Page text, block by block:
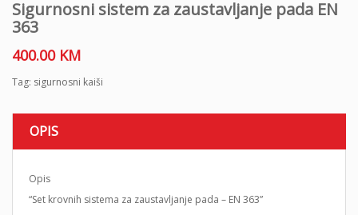
Sigurnosni sistem za zaustavljanje pada EN
363
400.00 KM
Tag: sigurnosni kaiši
OPIS
Opis
“Set krovnih sistema za zaustavljanje pada – EN 363”